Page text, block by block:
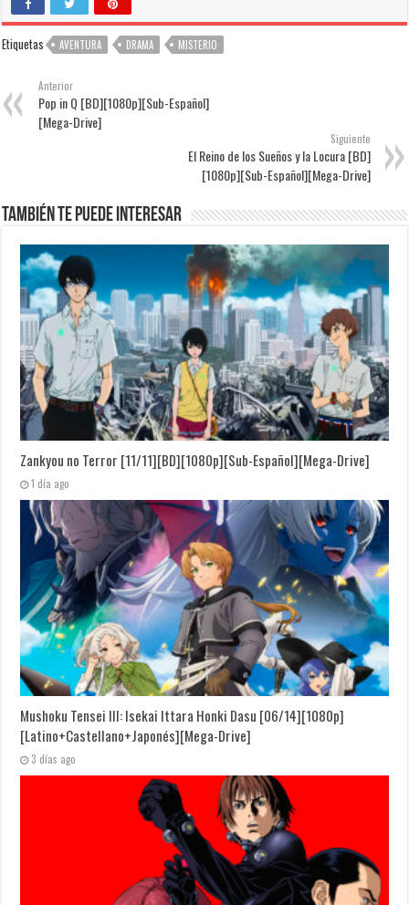
Etiquetas AVENTURA DRAMA MISTERIO
Anterior
Pop in Q [BD][1080p][Sub-Español]
[Mega-Drive]
Siguiente
El Reino de los Sueños y la Locura [BD]
[1080p][Sub-Español][Mega-Drive]
También te puede interesar
Zankyou no Terror [11/11][BD][1080p][Sub-Español][Mega-Drive]
1 día ago
Mushoku Tensei III: Isekai Ittara Honki Dasu [06/14][1080p]
[Latino+Castellano+Japonés][Mega-Drive]
3 días ago